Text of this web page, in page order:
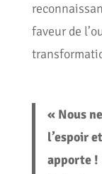
faveur de
« Nous
l’espoir
apporte !